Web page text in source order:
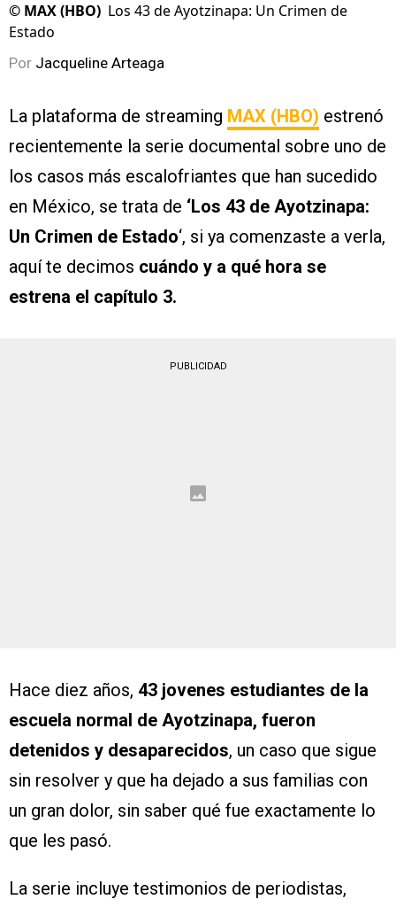
© MAX (HBO) Los 43 de Ayotzinapa: Un Crimen de
Estado
Por Jacqueline Arteaga
La plataforma de streaming MAX (HBO) estrenó
recientemente la serie documental sobre uno de
los casos más escalofriantes que han sucedido
en México, se trata de ‘Los 43 de Ayotzinapa:
Un Crimen de Estado‘, si ya comenzaste a verla,
aquí te decimos cuándo y a qué hora se
estrena el capítulo 3.
PUBLICIDAD
Hace diez años, 43 jovenes estudiantes de la
escuela normal de Ayotzinapa, fueron
detenidos y desaparecidos, un caso que sigue
sin resolver y que ha dejado a sus familias con
un gran dolor, sin saber qué fue exactamente lo
que les pasó.
La serie incluye testimonios de periodistas,